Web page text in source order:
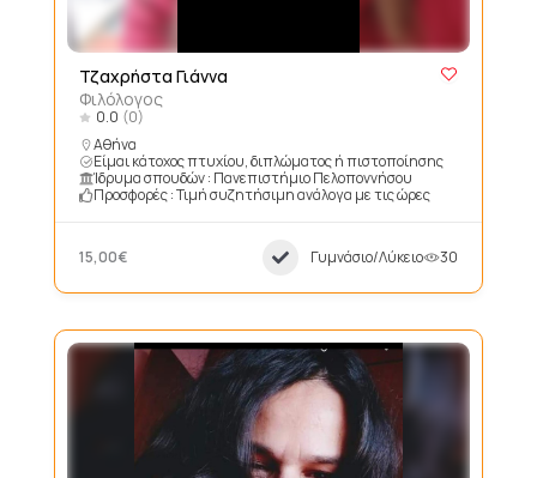
Τζαχρήστα Γιάννα
Φιλόλογος
0.0 (0)
Αθήνα
Είμαι κάτοχος πτυχίου, διπλώματος ή πιστοποίησης
Ίδρυμα σπουδών : Πανεπιστήμιο Πελοποννήσου
Προσφορές : Τιμή συζητήσιμη ανάλογα με τις ώρες
15,00€ Γυμνάσιο/Λύκειο 30